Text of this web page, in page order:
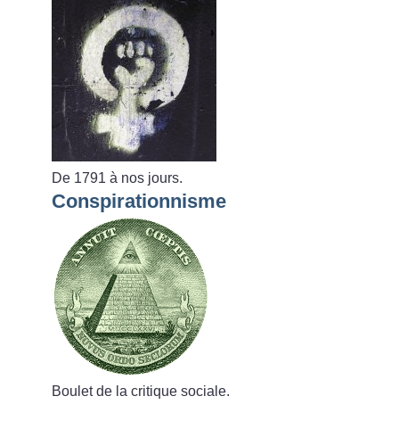
De 1791 à nos jours.
Conspirationnisme
Boulet de la critique sociale.